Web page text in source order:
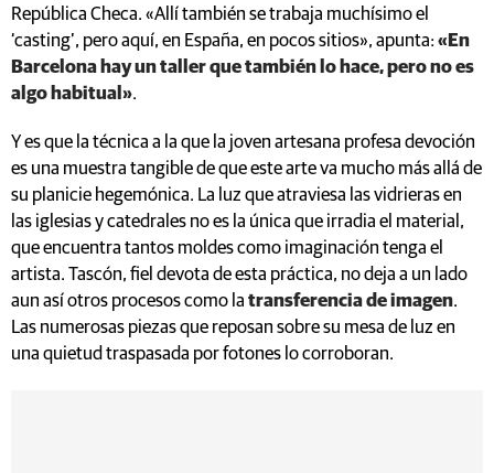
República Checa. «Allí también se trabaja muchísimo el
‘casting’, pero aquí, en España, en pocos sitios», apunta: «En
Barcelona hay un taller que también lo hace, pero no es
algo habitual».
Y es que la técnica a la que la joven artesana profesa devoción
es una muestra tangible de que este arte va mucho más allá de
su planicie hegemónica. La luz que atraviesa las vidrieras en
las iglesias y catedrales no es la única que irradia el material,
que encuentra tantos moldes como imaginación tenga el
artista. Tascón, fiel devota de esta práctica, no deja a un lado
aun así otros procesos como la transferencia de imagen.
Las numerosas piezas que reposan sobre su mesa de luz en
una quietud traspasada por fotones lo corroboran.